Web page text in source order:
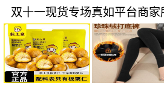
双十一现货专场真如平台商家